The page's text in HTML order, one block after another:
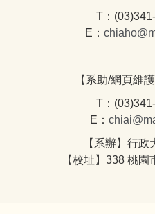
T：
E：
【系助/網頁維
T：
E：
【系辦】行
【校址】338 桃